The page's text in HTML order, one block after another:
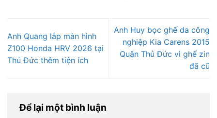
Anh Quang lắp màn hình
Z100 Honda HRV 2026 tại
Thủ Đức thêm tiện ích
Anh Huy bọc ghế da công
nghiệp Kia Carens 2015
Quận Thủ Đức vì ghế zin
đã cũ
Để lại một bình luận